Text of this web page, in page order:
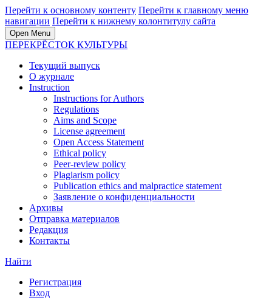
Перейти к основному контенту Перейти к главному меню
навигации Перейти к нижнему колонтитулу сайта
Open Menu
ПЕРЕКРЁСТОК КУЛЬТУРЫ
Текущий выпуск
О журнале
Instruction
Instructions for Authors
Regulations
Aims and Scope
License agreement
Open Access Statement
Ethical policy
Peer-review policy
Plagiarism policy
Publication ethics and malpractice statement
Заявление о конфиденциальности
Архивы
Отправка материалов
Редакция
Контакты
Найти
Регистрация
Вход